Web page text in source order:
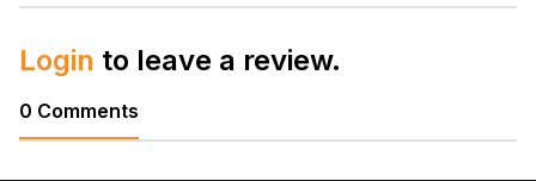
Login to leave a review.
0 Comments